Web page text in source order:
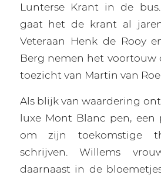
Lunterse Krant in de
gaat het de krant al
Veteraan Henk de Rooy
Berg nemen het voortouw
toezicht van Martin van
Als blijk van waardering
luxe Mont Blanc pen, een
om zijn toekomstige
schrijven. Willems
daarnaast in de